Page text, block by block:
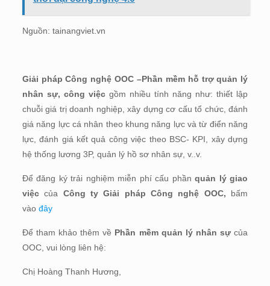
Nguồn: tainangviet.vn
Giải pháp Công nghệ OOC –Phần mềm hỗ trợ quản lý
nhân sự, công việcgồm nhiều tính năng như: thiết lập
chuỗi giá trị doanh nghiệp, xây dựng cơ cấu tổ chức, đánh
giá năng lực cá nhân theo khung năng lực và từ điển năng
lực, đánh giá kết quả công việc theo BSC- KPI, xây dựng
hệ thống lương 3P, quản lý hồ sơ nhân sự, v..v.
Để đăng ký trải nghiệm miễn phí cấu phầnquản lý giao
việccủa Công ty Giải pháp Công nghệ OOC, bấm
vào đây
Để tham khảo thêm về Phần mềm quản lý nhân sự của
OOC, vui lòng liên hệ:
Chị Hoàng Thanh Hương,